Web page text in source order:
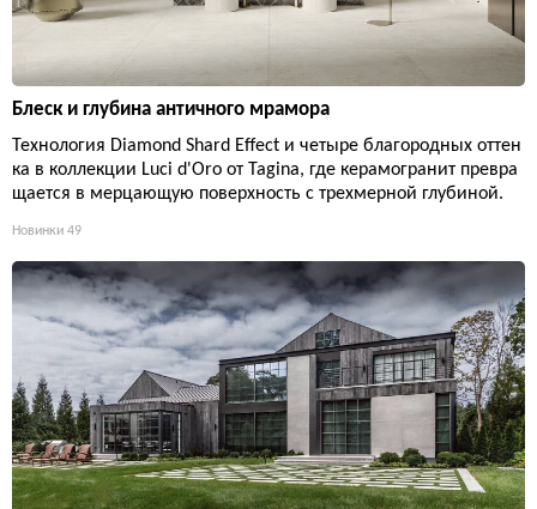
Блеск и глубина античного мрамора
Технология Diamond Shard Effect и четыре благородных оттен
ка в коллекции Luci d'Oro от Tagina, где керамогранит превра
щается в мерцающую поверхность с трехмерной глубиной.
Новинки 49